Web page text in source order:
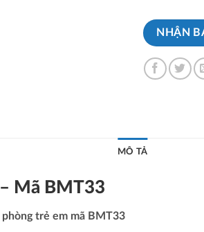
NHẬN
MÔ TẢ
Mã BMT33
trẻ em mã BMT33